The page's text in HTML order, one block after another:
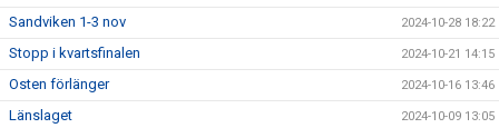
Sandviken 1-3 nov 2024-10-28 18:22
Stopp i kvartsfinalen 2024-10-21 14:15
Osten förlänger 2024-10-16 13:46
Länslaget 2024-10-09 13:05